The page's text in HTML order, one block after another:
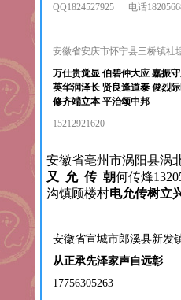
QQ1824527925 电话
安徽省安庆市怀宁县三桥镇
万仕贵觉显 伯碧仲大应 嘉振
英华润泽长 贤良逢道泰 俊烈
修齐端立本 平治颂中邦
15212921620
安徽省亳州市涡阳县涡
又 允 传 朝何传烽
沟镇顾楼村电允传树立
安徽省宣城市郎溪县新发
从正承先泽家声自远彰
17756305263